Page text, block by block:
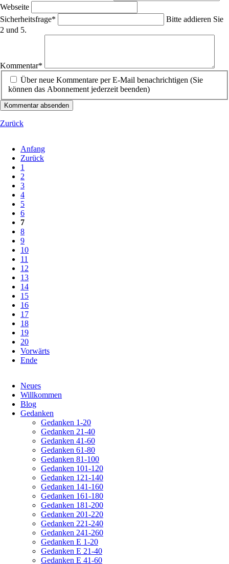
Webseite
Pflichtfeld
Sicherheitsfrage*
Bitte addieren Sie
2 und 5.
Kommentar*
Über neue Kommentare per E-Mail benachrichtigen (Sie
können das Abonnement jederzeit beenden)
Kommentar absenden
Zurück
Anfang
Zurück
1
2
3
4
5
6
7
8
9
10
11
12
13
14
15
16
17
18
19
20
Vorwärts
Ende
überspringen
Neues
Willkommen
Blog
Gedanken
Gedanken 1-20
Gedanken 21-40
Gedanken 41-60
Gedanken 61-80
Gedanken 81-100
Gedanken 101-120
Gedanken 121-140
Gedanken 141-160
Gedanken 161-180
Gedanken 181-200
Gedanken 201-220
Gedanken 221-240
Gedanken 241-260
Gedanken E 1-20
Gedanken E 21-40
Gedanken E 41-60